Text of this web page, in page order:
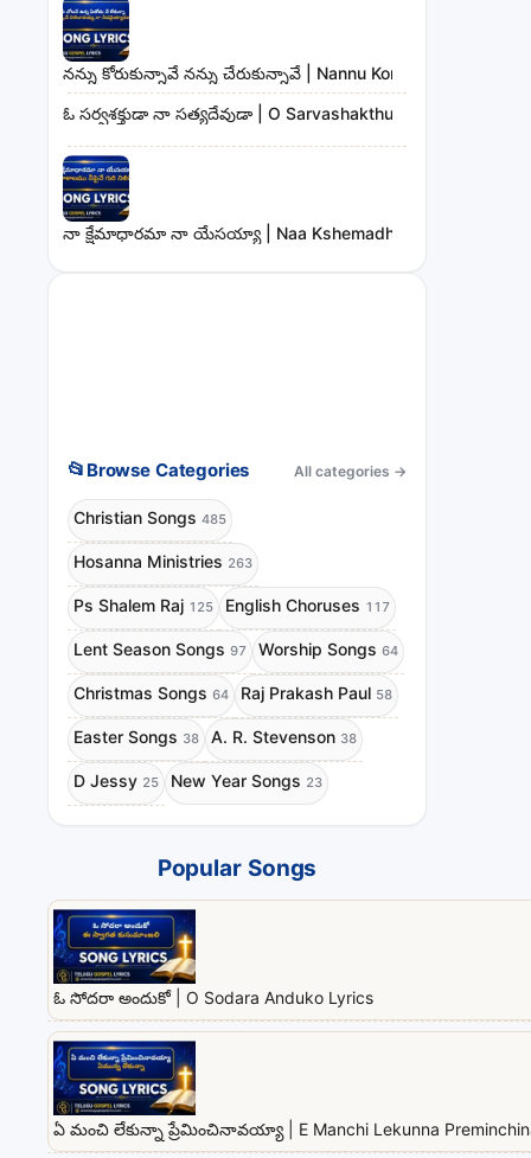
నన్ను కోరుకున్నావే నన్ను చేరుకున్నావే | Nannu Korukunnaave
ఓ సర్వశక్తుడా నా సత్యదేవుడా | O Sarvashakthudaa Naa
నా క్షేమాధారమా నా యేసయ్యా | Naa Kshemadharama Naa
📂 Browse Categories All categories →
Christian Songs 485
Hosanna Ministries 263
Ps Shalem Raj 125 English Choruses 117
Lent Season Songs 97 Worship Songs 64
Christmas Songs 64 Raj Prakash Paul 58
Easter Songs 38 A. R. Stevenson 38
D Jessy 25 New Year Songs 23
Popular Songs
ఓ సోదరా అందుకో | O Sodara Anduko Lyrics
ఏ మంచి లేకున్నా ప్రేమించినావయ్యా | E Manchi Lekunna